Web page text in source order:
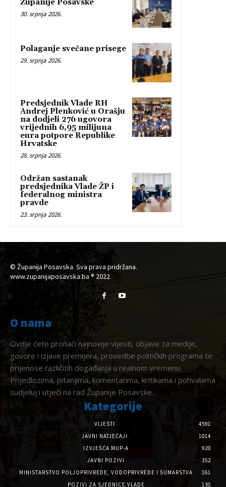
Županije Posavske
30. srpnja 2026.
Polaganje svečane prisege
29. srpnja 2026.
Predsjednik Vlade RH
Andrej Plenković u Orašju
na dodjeli 276 ugovora
vrijednih 6,95 milijuna
eura potpore Republike
Hrvatske
28. srpnja 2026.
Održan sastanak
predsjednika Vlade ŽP i
federalnog ministra
pravde
23. srpnja 2026.
© Županija Posavska. Sva prava pridržana.
www.zupanijaposavska.ba ® 2022
O nama
Ovdje ćete pronaći najnovije vijesti, objave za medije,
govore i izjave premijera, provedbe političkih programa te
prijenose različitih događanja u realnom vremenu.
Prijedlozima, pitanjima, komentarima, kritikama i pohvalama
sudjeluj i utječi na rad Županije Posavske.
Kategorije
VIJESTI
4591
JAVNI NATJEČAJI
1014
IZVJEŠĆA MUP-A
920
JAVNI POZIVI
352
MINISTARSTVO POLJOPRIVREDE, VODOPRIVREDE I ŠUMARSTVA
161
POZIVI ZA SJEDNICE VLADE
130